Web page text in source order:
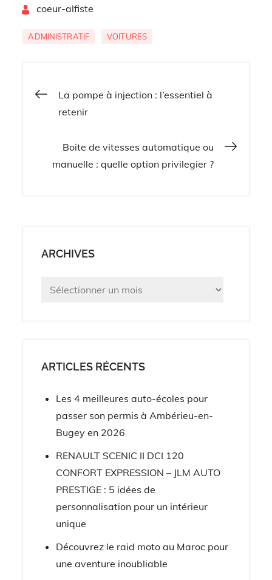
automobile
departement de
coeur-alfiste
ADMINISTRATIF VOITURES
Navigation
l’article
La pompe à injection : l’essentiel à
retenir
Boite de vitesses automatique ou
manuelle : quelle option privilegier ?
ARCHIVES
Archives
ARTICLES RÉCENTS
Les 4 meilleures auto-écoles pour
passer son permis à Ambérieu-en-
Bugey en 2026
RENAULT SCENIC II DCI 120
CONFORT EXPRESSION – JLM AUTO
PRESTIGE : 5 idées de
personnalisation pour un intérieur
unique
Découvrez le raid moto au Maroc pour
une aventure inoubliable